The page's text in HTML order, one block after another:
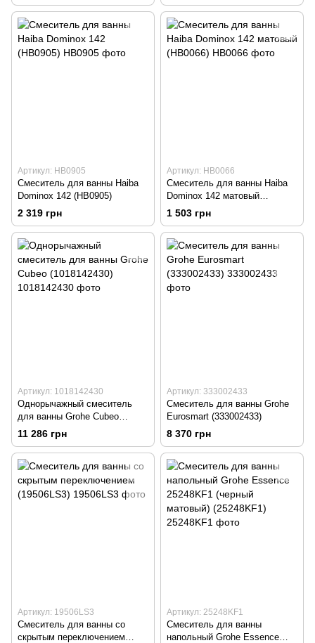
Артикул: HB0905
Смеситель для ванны Haiba
Dominox 142 (HB0905)
2 319 грн
Артикул: HB0066
Смеситель для ванны Haiba
Dominox 142 матовый
(HB0066)
1 503 грн
Артикул: 1018142430
Однорычажный смеситель
для ванны Grohe Cubeo
(1018142430)
11 286 грн
Артикул: 333002433
Смеситель для ванны Grohe
Eurosmart (333002433)
8 370 грн
Артикул: 19506LS3
Cмеситель для ванны со
скрытым переключением
Артикул: 25248KF1
Смеситель для ванны
напольный Grohe Essence